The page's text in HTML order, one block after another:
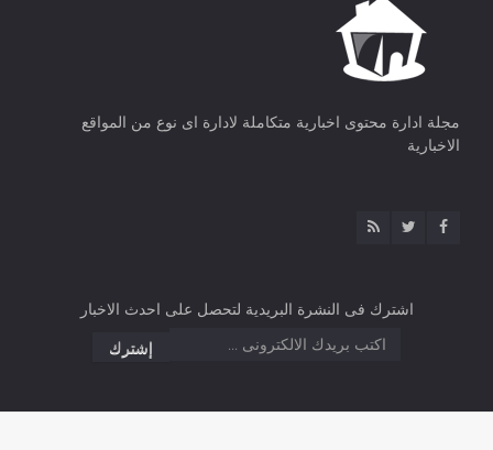
مجلة ادارة محتوى اخبارية متكاملة لادارة اى نوع من المواقع
الاخبارية
اشترك فى النشرة البريدية لتحصل على احدث الاخبار